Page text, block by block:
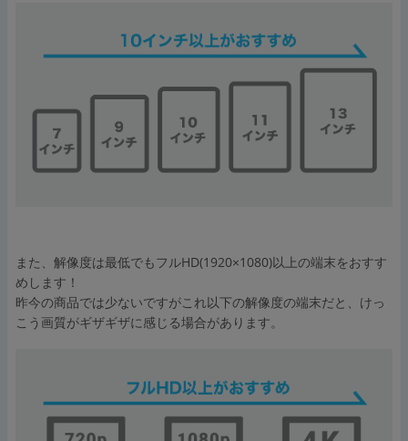
また、解像度は最低でもフルHD(1920×1080)以上の端末をおすす
めします！
昨今の商品では少ないですがこれ以下の解像度の端末だと、けっ
こう画質がギザギザに感じる場合があります。